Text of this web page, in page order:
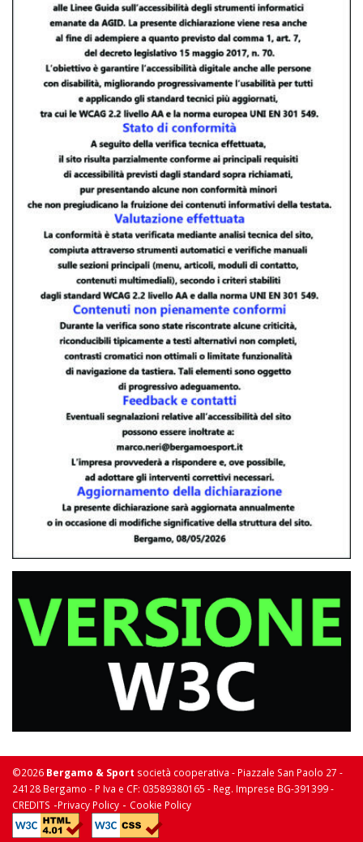
©2026 Bergamo & Sport società cooperativa - Piazzale San Paolo 27 -
24128 Bergamo - P Iva e CF: 03589380165 - Reg. Imprese BG-391399 -
CREDITS -Privacy Policy - Cookie Policy